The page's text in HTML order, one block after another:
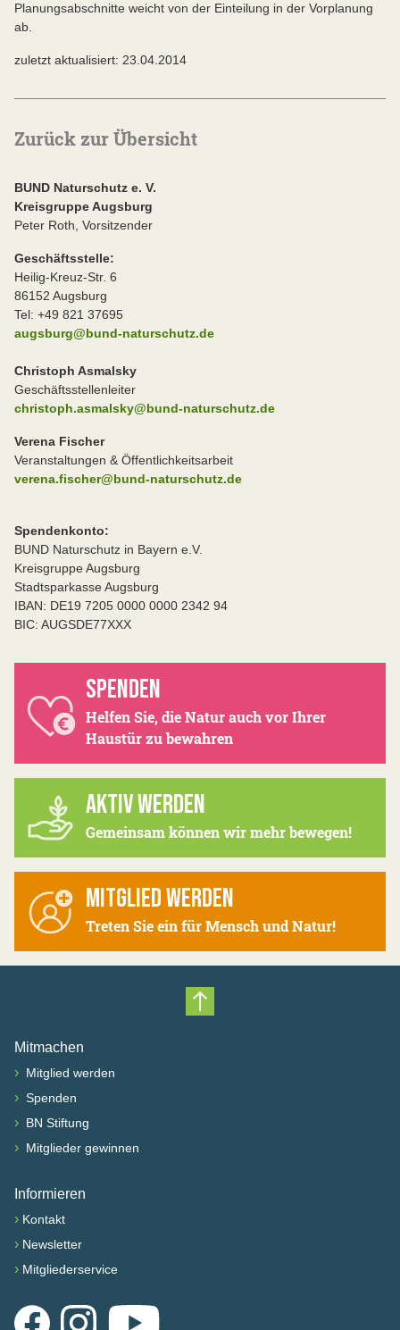
Planungsabschnitte weicht von der Einteilung in der Vorplanung
ab.
zuletzt aktualisiert: 23.04.2014
Zurück zur Übersicht
BUND Naturschutz e. V.
Kreisgruppe Augsburg
Peter Roth, Vorsitzender
Geschäftsstelle:
Heilig-Kreuz-Str. 6
86152 Augsburg
Tel: +49 821 37695
augsburg@bund-naturschutz.de
Christoph Asmalsky
Geschäftsstellenleiter
christoph.asmalsky@bund-naturschutz.de
Verena Fischer
Veranstaltungen & Öffentlichkeitsarbeit
verena.fischer@bund-naturschutz.de
Spendenkonto:
BUND Naturschutz in Bayern e.V.
Kreisgruppe Augsburg
Stadtsparkasse Augsburg
IBAN: DE19 7205 0000 0000 2342 94
BIC: AUGSDE77XXX
SPENDEN
Helfen Sie, die Natur auch vor Ihrer
Haustür zu bewahren
AKTIV WERDEN
Gemeinsam können wir mehr bewegen!
MITGLIED WERDEN
Treten Sie ein für Mensch und Natur!
Nach oben scrollen
Mitmachen
› Mitglied werden
› Spenden
› BN Stiftung
› Mitglieder gewinnen
Informieren
› Kontakt
› Newsletter
› Mitgliederservice
FacebookInstagramYouTube